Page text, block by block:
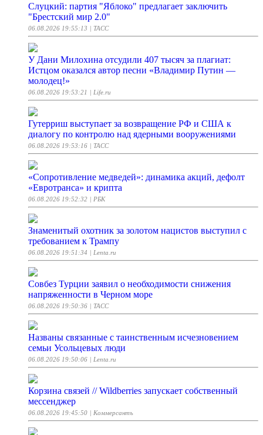
Слуцкий: партия "Яблоко" предлагает заключить
"Брестский мир 2.0"
06.08.2026 19:55:13 | ТАСС
У Дани Милохина отсудили 407 тысяч за плагиат:
Истцом оказался автор песни «Владимир Путин —
молодец!»
06.08.2026 19:53:21 | Life.ru
Гутерриш выступает за возвращение РФ и США к
диалогу по контролю над ядерными вооружениями
06.08.2026 19:53:16 | ТАСС
«Сопротивление медведей»: динамика акций, дефолт
«Евротранса» и крипта
06.08.2026 19:52:32 | РБК
Знаменитый охотник за золотом нацистов выступил с
требованием к Трампу
06.08.2026 19:51:34 | Lenta.ru
Совбез Турции заявил о необходимости снижения
напряженности в Черном море
06.08.2026 19:50:36 | ТАСС
Названы связанные с таинственным исчезновением
семьи Усольцевых люди
06.08.2026 19:50:06 | Lenta.ru
Корзина связей // Wildberries запускает собственный
мессенджер
06.08.2026 19:45:50 | Коммерсантъ